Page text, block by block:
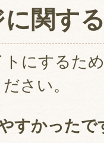
関す
にするた
さい。
すかったで